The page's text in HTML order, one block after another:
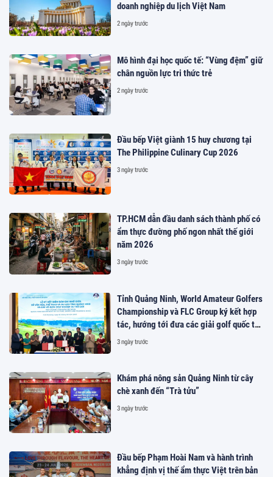
doanh nghiệp du lịch Việt Nam
2 ngày trước
Mô hình đại học quốc tế: “Vùng đệm” giữ
chân nguồn lực tri thức trẻ
2 ngày trước
Đầu bếp Việt giành 15 huy chương tại
The Philippine Culinary Cup 2026
3 ngày trước
TP.HCM dẫn đầu danh sách thành phố có
ẩm thực đường phố ngon nhất thế giới
năm 2026
3 ngày trước
Tỉnh Quảng Ninh, World Amateur Golfers
Championship và FLC Group ký kết hợp
tác, hướng tới đưa các giải golf quốc tế
đến Việt Nam
3 ngày trước
Khám phá nông sản Quảng Ninh từ cây
chè xanh đến “Trà tửu”
3 ngày trước
Đầu bếp Phạm Hoài Nam và hành trình
khẳng định vị thế ẩm thực Việt trên bản